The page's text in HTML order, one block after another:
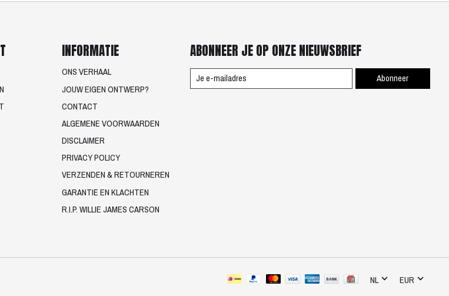
INFORMATIE
ONS VERHAAL
JOUW EIGEN ONTWERP?
CONTACT
ALGEMENE VOORWAARDEN
DISCLAIMER
PRIVACY POLICY
VERZENDEN & RETOURNEREN
GARANTIE EN KLACHTEN
R.I.P. WILLIE JAMES CARSON
ABONNEER JE OP ONZE NIEUWSBRIEF
Abonneer
NL EUR